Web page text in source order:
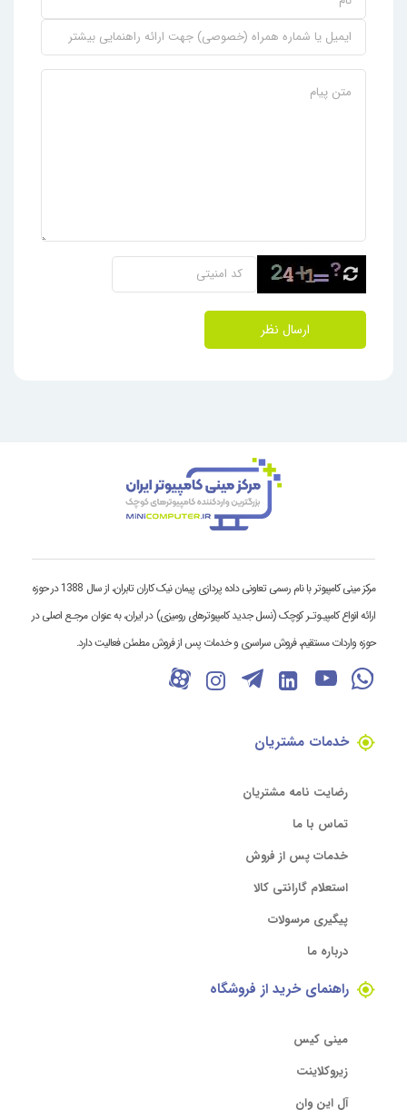
ارسال نظر
مرکز مینی کامپیوتر با نام رسمی تعاونی داده پردازی پیمان نیک کاران تابران، از سال 1388 در حوزه
ارائه انواع کامپیـوتـر کوچک (نسل جدید کامپیوترهای رومیزی) در ایران، به عنوان مرجـع اصلی در
حوزه واردات مستقیم، فروش سراسری و خدمات پس از فروش مطمئن فعالیت دارد.
خدمات مشتریان
رضایت نامه مشتریان
تماس با ما
خدمات پس از فروش
استعلام گارانتی کالا
پیگیری مرسولات
درباره ما
راهنمای خرید از فروشگاه
مینی کیس
زیروکلاینت
آل این وان